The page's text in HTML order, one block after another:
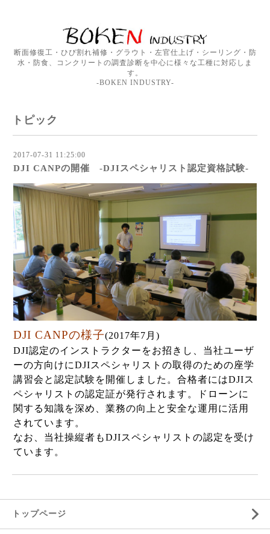
断面修復工・ひび割れ補修・グラウト・左官仕上げ・シーリング・防
水・防食、コンクリートの調査診断を中心に様々な工種に対応しま
す。
-BOKEN INDUSTRY-
トピック
2017-07-31 11:25:00
DJI CANPの開催 -DJIスペシャリスト認定資格試験-
DJI CANPの様子(2017年7月)
DJI認定のインストラクターをお招きし、当社ユーザ
ーの方向けにDJIスペシャリストの取得のための座学
講習会と認定試験を開催しました。合格者にはDJIス
ペシャリストの認定証が発行されます。ドローンに
関する知識を深め、業務の向上と安全な運用に活用
されています。
なお、当社操縦者もDJIスペシャリストの認定を受け
ています。
トップページ